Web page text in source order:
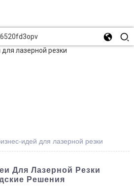
идей для лазерной резки
Для Лазерной Резки
Решения